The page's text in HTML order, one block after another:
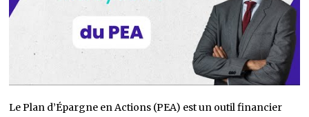
Le Plan d’Épargne en Actions (PEA) est un outil financier